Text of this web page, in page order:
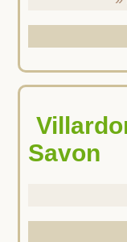
Villardonnel Caisses à
Savon